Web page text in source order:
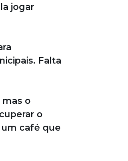
jogar
Falta
o
o
café que